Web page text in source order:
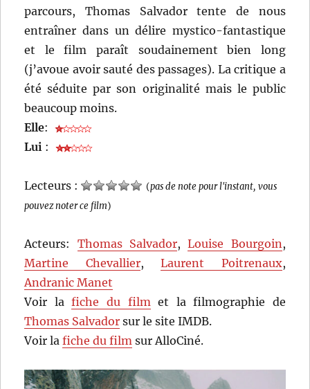
parcours, Thomas Salvador tente de nous
entraîner dans un délire mystico-fantastique
et le film paraît soudainement bien long
(j’avoue avoir sauté des passages). La critique a
été séduite par son originalité mais le public
beaucoup moins.
Elle:
Lui :
Lecteurs : (pas de note pour l'instant, vous
pouvez noter ce film)
Acteurs: Thomas Salvador,Louise Bourgoin,
Martine Chevallier,Laurent Poitrenaux,
Andranic Manet
Voir lafiche du filmet la filmographie de
Thomas Salvador sur le site IMDB.
Voir lafiche du film sur AlloCiné.